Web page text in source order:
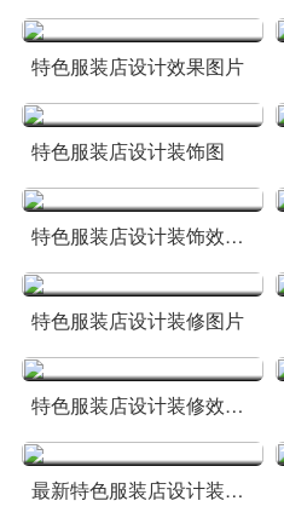
特色服装店设计效果图片
特色服装店设计装饰图
特色服装店设计装饰效果图
特色服装店设计装修图片
特色服装店设计装修效果图片
最新特色服装店设计装饰效果图片